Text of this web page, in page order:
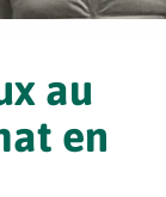
au
en